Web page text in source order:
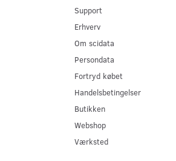
Support
Erhverv
Om scidata
Persondata
Fortryd købet
Handelsbetingelser
Butikken
Webshop
Værksted